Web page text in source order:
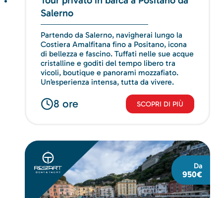
Salerno
Partendo da Salerno, navigherai lungo la
Costiera Amalfitana fino a Positano, icona
di bellezza e fascino. Tuffati nelle sue acque
cristalline e goditi del tempo libero tra
vicoli, boutique e panorami mozzafiato.
Un’esperienza intensa, tutta da vivere.
8 ore SCOPRI DI PIÙ
Da
950€